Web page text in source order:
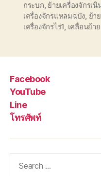
กระบก, ย้ายเครื่องจักรเนิ
เครื่องจักรแหลมฉบัง, ย้า
เครื่องจักรไร่1, เคลื่อนย้า
Facebook
YouTube
Line
โทรศัพท์